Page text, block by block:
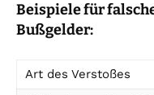
Beispiele für
Bußgelder:
Art des Verstoßes